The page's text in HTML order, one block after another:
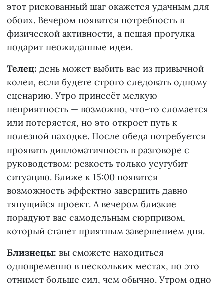
этот рискованный шаг окажется удачным для
обоих. Вечером появится потребность в
физической активности, а пешая прогулка
подарит неожиданные идеи.
Телец: день может выбить вас из привычной
колеи, если будете строго следовать одному
сценарию. Утро принесёт мелкую
неприятность — возможно, что-то сломается
или потеряется, но это откроет путь к
полезной находке. После обеда потребуется
проявить дипломатичность в разговоре с
руководством: резкость только усугубит
ситуацию. Ближе к 15:00 появится
возможность эффектно завершить давно
тянущийся проект. А вечером близкие
порадуют вас самодельным сюрпризом,
который станет приятным завершением дня.
Близнецы: вы сможете находиться
одновременно в нескольких местах, но это
отнимет больше сил, чем обычно. Утром одно